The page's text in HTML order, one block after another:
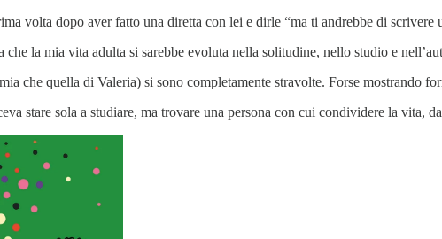
volta dopo aver fatto una diretta con lei e dirle “ma ti andrebbe di scrivere
la mia vita adulta si sarebbe evoluta nella solitudine, nello studio e
che quella di Valeria) si sono completamente stravolte. Forse mostrando
stare sola a studiare, ma trovare una persona con cui condividere la vita,